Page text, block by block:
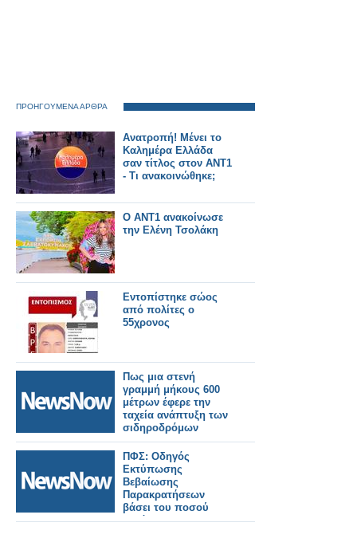
ΠΡΟΗΓΟΥΜΕΝΑ ΑΡΘΡΑ
Ανατροπή! Μένει το
Καλημέρα Ελλάδα
σαν τίτλος στον ΑΝΤ1
- Τι ανακοινώθηκε;
Ο ΑΝΤ1 ανακοίνωσε
την Ελένη Τσολάκη
Εντοπίστηκε σώος
από πολίτες ο
55χρονος
Πως μια στενή
γραμμή μήκους 600
μέτρων έφερε την
ταχεία ανάπτυξη των
σιδηροδρόμων
ΠΦΣ: Οδηγός
Εκτύπωσης
Βεβαίωσης
Παρακρατήσεων
βάσει του ποσού
αυτόματης